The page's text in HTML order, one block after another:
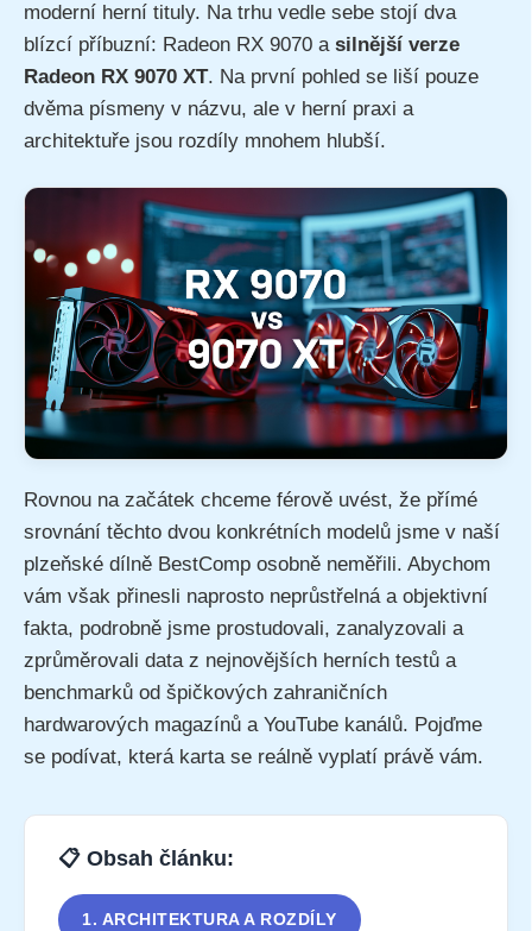
moderní herní tituly. Na trhu vedle sebe stojí dva
blízcí příbuzní: Radeon RX 9070 a silnější verze
Radeon RX 9070 XT. Na první pohled se liší pouze
dvěma písmeny v názvu, ale v herní praxi a
architektuře jsou rozdíly mnohem hlubší.
Rovnou na začátek chceme férově uvést, že přímé
srovnání těchto dvou konkrétních modelů jsme v naší
plzeňské dílně BestComp osobně neměřili. Abychom
vám však přinesli naprosto neprůstřelná a objektivní
fakta, podrobně jsme prostudovali, zanalyzovali a
zprůměrovali data z nejnovějších herních testů a
benchmarků od špičkových zahraničních
hardwarových magazínů a YouTube kanálů. Pojďme
se podívat, která karta se reálně vyplatí právě vám.
📋 Obsah článku:
1. ARCHITEKTURA A ROZDÍLY